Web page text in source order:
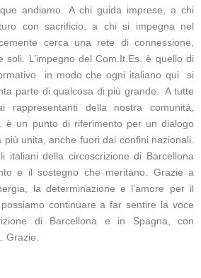
andiamo. A chi guida imprese, a chi
con sacrificio, a chi si impegna nel
cerca una rete di connessione,
soli. L’impegno del Com.It.Es. è quello di
in modo che ogni italiano qui si
parte di qualcosa di più grande. A tutte
rappresentanti della nostra comunità,
è un punto di riferimento per un dialogo
più unita, anche fuori dai confini nazionali.
italiani della circoscrizione di Barcellona
e il sostegno che meritano. Grazie a
la determinazione e l’amore per il
continuare a far sentire la voce
di Barcellona e in Spagna, con
Grazie.